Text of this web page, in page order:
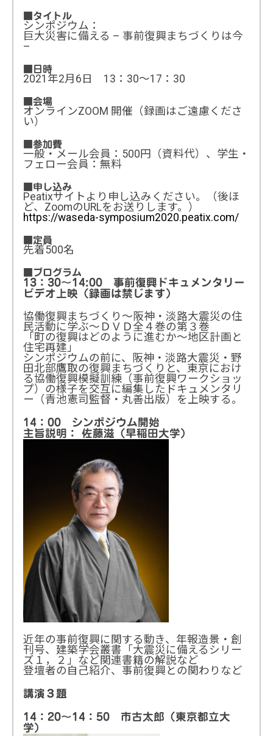
■タイトル
シンポジウム：
巨大災害に備える – 事前復興まちづくりは今
–
■日時
2021年2月6日 13：30～17：30
■会場
オンラインZOOM 開催（録画はご遠慮くださ
い）
■参加費
一般・メール会員：500円（資料代）、学生・
フェロー会員：無料
■申し込み
Peatixサイトより申し込みください。（後ほ
ど、ZoomのURLをお送りします。）
https://waseda-symposium2020.peatix.com/
■定員
先着500名
■プログラム
13：30〜14:00 事前復興ドキュメンタリー
ビデオ上映（録画は禁じます）
協働復興まちづくり〜阪神・淡路大震災の住
民活動に学ぶ〜ＤＶＤ全４巻の第３巻
「町の復興はどのように進むか〜地区計画と
住宅再建」
シンポジウムの前に、阪神・淡路大震災・野
田北部鷹取の復興まちづくりと、東京におけ
る協働復興模擬訓練（事前復興ワークショッ
プ）の様子を交互に編集したドキュメンタリ
ー（青池憲司監督・丸善出版）を上映する。
14：00 シンポジウム開始
主旨説明： 佐藤滋（早稲田大学）
近年の事前復興に関する動き、年報造景・創
刊号、建築学会叢書「大震災に備えるシリー
ズ１，２」など関連書籍の解説など
登壇者の自己紹介、事前復興との関わりなど
講演３題
14：20〜14：50 市古太郎（東京都立大
学）